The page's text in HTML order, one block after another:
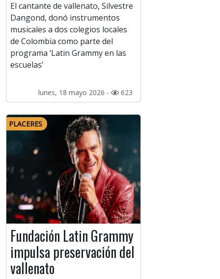
El cantante de vallenato, Silvestre
Dangond, donó instrumentos
musicales a dos colegios locales
de Colombia como parte del
programa ‘Latin Grammy en las
escuelas’
lunes, 18 mayo 2026 - 623
PLACERES
Fundación Latin Grammy
impulsa preservación del
vallenato